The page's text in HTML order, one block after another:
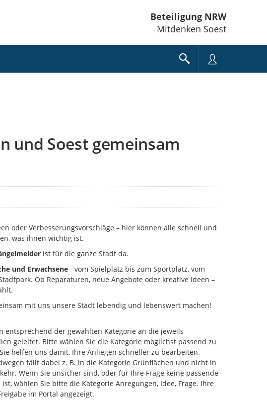
Beteiligung NRW
Mitdenken Soest
und Soest gemeinsam
oder Verbesserungsvorschläge – hier können alle schnell und
was ihnen wichtig ist.
ist für die ganze Stadt da.
und Erwachsene - vom Spielplatz bis zum Sportplatz, vom
Ob Reparaturen, neue Angebote oder kreative Ideen –
mit uns unsere Stadt lebendig und lebenswert machen!
entsprechend der gewählten Kategorie an die jeweils
geleitet. Bitte wählen Sie die Kategorie möglichst passend zu
helfen uns damit, Ihre Anliegen schneller zu bearbeiten.
fällt dabei z. B. in die Kategorie Grünflächen und nicht in
Wenn Sie unsicher sind, oder für Ihre Frage keine passende
wählen Sie bitte die Kategorie Anregungen, Idee, Frage. Ihre
im Portal angezeigt.